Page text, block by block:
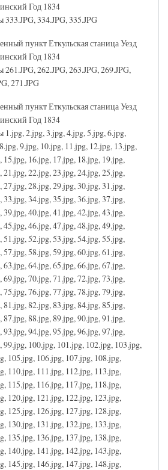
Год 1834
334.JPG, 335.JPG
пункт Еткульская станица Уезд
Год 1834
262.JPG, 263.JPG, 269.JPG,
271.JPG
пункт Еткульская станица Уезд
Год 1834
1.jpg, 2.jpg, 3.jpg, 4.jpg, 5.jpg, 6.jpg,
9.jpg, 10.jpg, 11.jpg, 12.jpg, 13.jpg,
15.jpg, 16.jpg, 17.jpg, 18.jpg, 19.jpg,
21.jpg, 22.jpg, 23.jpg, 24.jpg, 25.jpg,
27.jpg, 28.jpg, 29.jpg, 30.jpg, 31.jpg,
33.jpg, 34.jpg, 35.jpg, 36.jpg, 37.jpg,
39.jpg, 40.jpg, 41.jpg, 42.jpg, 43.jpg,
45.jpg, 46.jpg, 47.jpg, 48.jpg, 49.jpg,
51.jpg, 52.jpg, 53.jpg, 54.jpg, 55.jpg,
57.jpg, 58.jpg, 59.jpg, 60.jpg, 61.jpg,
63.jpg, 64.jpg, 65.jpg, 66.jpg, 67.jpg,
69.jpg, 70.jpg, 71.jpg, 72.jpg, 73.jpg,
75.jpg, 76.jpg, 77.jpg, 78.jpg, 79.jpg,
81.jpg, 82.jpg, 83.jpg, 84.jpg, 85.jpg,
87.jpg, 88.jpg, 89.jpg, 90.jpg, 91.jpg,
93.jpg, 94.jpg, 95.jpg, 96.jpg, 97.jpg,
99.jpg, 100.jpg, 101.jpg, 102.jpg, 103.jpg,
105.jpg, 106.jpg, 107.jpg, 108.jpg,
110.jpg, 111.jpg, 112.jpg, 113.jpg,
115.jpg, 116.jpg, 117.jpg, 118.jpg,
120.jpg, 121.jpg, 122.jpg, 123.jpg,
125.jpg, 126.jpg, 127.jpg, 128.jpg,
130.jpg, 131.jpg, 132.jpg, 133.jpg,
135.jpg, 136.jpg, 137.jpg, 138.jpg,
140.jpg, 141.jpg, 142.jpg, 143.jpg,
145.jpg, 146.jpg, 147.jpg, 148.jpg,